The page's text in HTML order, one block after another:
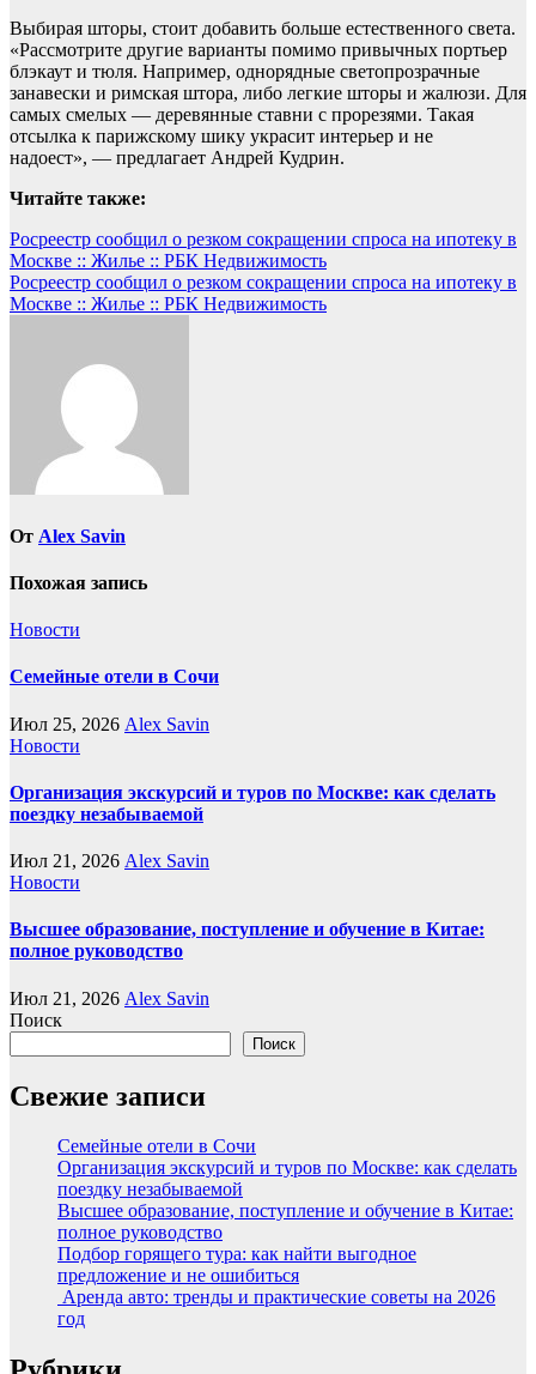
Выбирая шторы, стоит добавить больше естественного света.
«Рассмотрите другие варианты помимо привычных портьер
блэкаут и тюля. Например, однорядные светопрозрачные
занавески и римская штора, либо легкие шторы и жалюзи. Для
самых смелых — деревянные ставни с прорезями. Такая
отсылка к парижскому шику украсит интерьер и не
надоест», — предлагает Андрей Кудрин.
Читайте также:
Навигация
по
записям
Росреестр сообщил о резком сокращении спроса на ипотеку в
Москве :: Жилье :: РБК Недвижимость
Росреестр сообщил о резком сокращении спроса на ипотеку в
Москве :: Жилье :: РБК Недвижимость
От Alex Savin
Похожая запись
Новости
Семейные отели в Сочи
Июл 25, 2026 Alex Savin
Новости
Организация экскурсий и туров по Москве: как сделать
поездку незабываемой
Июл 21, 2026 Alex Savin
Новости
Высшее образование, поступление и обучение в Китае:
полное руководство
Июл 21, 2026 Alex Savin
Поиск
Поиск
Свежие записи
Семейные отели в Сочи
Организация экскурсий и туров по Москве: как сделать
поездку незабываемой
Высшее образование, поступление и обучение в Китае:
полное руководство
Подбор горящего тура: как найти выгодное
предложение и не ошибиться
Аренда авто: тренды и практические советы на 2026
год